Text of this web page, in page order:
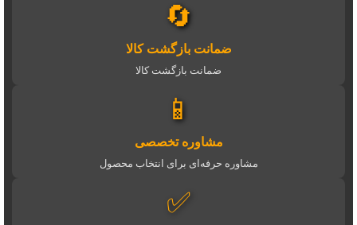
🔄
ضمانت بازگشت کالا
ضمانت بازگشت کالا
📱
مشاوره تخصصی
مشاوره حرفه‌ای برای انتخاب محصول
✅